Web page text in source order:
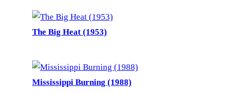
The Big Heat (1953)
Mississippi Burning (1988)